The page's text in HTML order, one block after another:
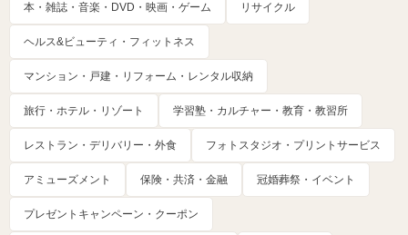
本・雑誌・音楽・DVD・映画・ゲーム リサイクル
ヘルス&ビューティ・フィットネス
マンション・戸建・リフォーム・レンタル収納
旅行・ホテル・リゾート 学習塾・カルチャー・教育・教習所
レストラン・デリバリー・外食 フォトスタジオ・プリントサービス
アミューズメント 保険・共済・金融 冠婚葬祭・イベント
プレゼントキャンペーン・クーポン